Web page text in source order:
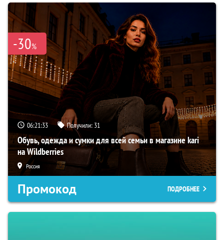
-30%
06:21:33 Получили: 31
Обувь, одежда и сумки для всей семьи в магазине kari
на Wildberries
Россия
Промокод ПОДРОБНЕЕ